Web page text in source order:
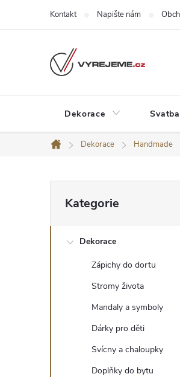
Kontakt Napište nám
Dekorace Svatba
Domů
Dekorace Handmade
o
kategorie
Kategorie
Dekorace
Zápichy do dortu
Stromy života
Mandaly a symboly
Dárky pro děti
Svícny a chaloupky
Doplňky do bytu